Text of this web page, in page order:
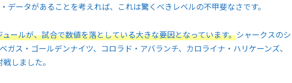
データがあることを考えれば、これは驚くべきレベルの不甲斐なさです。
ールが、試合で数値を落としている大きな要因となっています。シャークスのシ
ガス・ゴールデンナイツ、コロラド・アバランチ、カロライナ・ハリケーンズ、
しました。